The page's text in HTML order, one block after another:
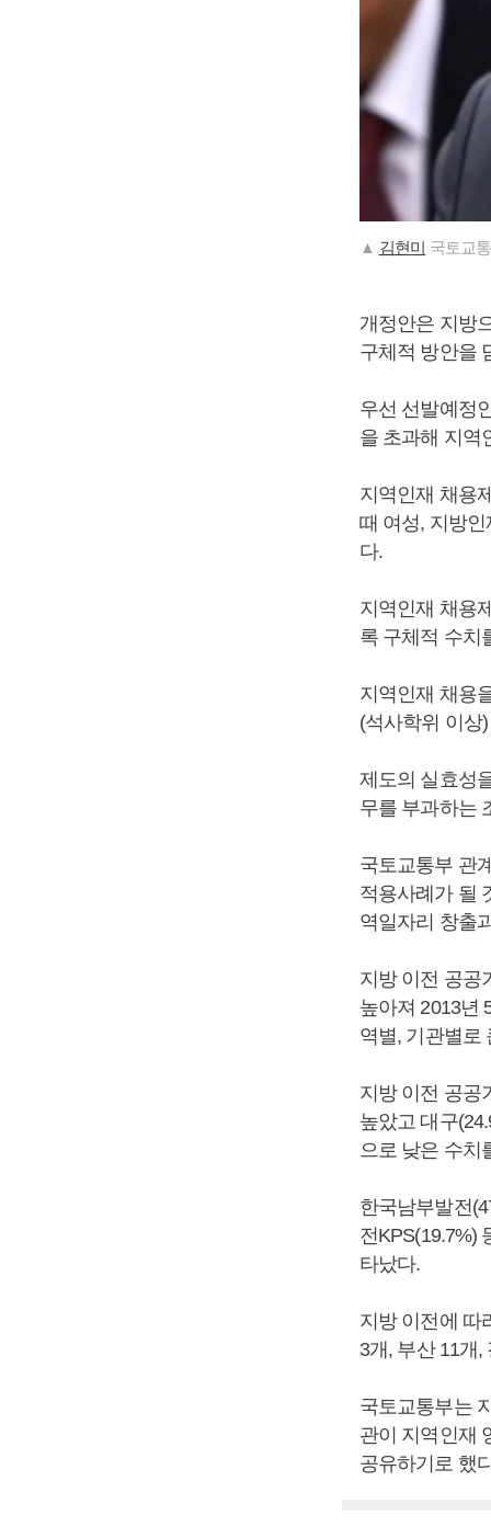
▲ 김현미 국토교
개정안은 지방
구체적 방안을
우선 선발예정
을 초과해 지역
지역인재 채용
때 여성, 지방
다.
지역인재 채용
록 구체적 수치
지역인재 채용
(석사학위 이상
제도의 실효성
무를 부과하는
국토교통부 관
적용사례가 될
역일자리 창출
지방 이전 공공
높아져 2013년
역별, 기관별로
지방 이전 공공
높았고 대구
으로 낮은 수치
한국남부발전
전KPS(19.7%)
타났다.
지방 이전에 따
3개, 부산 11개,
국토교통부는
관이 지역인재
공유하기로 했